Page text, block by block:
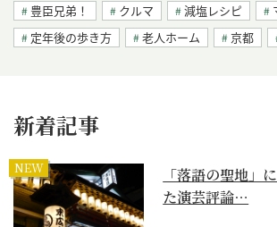
豊臣兄弟！ クルマ 減塩レシピ
定年後の歩き方
老人ホーム 京都
新着記事
NEW
「落語の聖地」
た演芸評論…